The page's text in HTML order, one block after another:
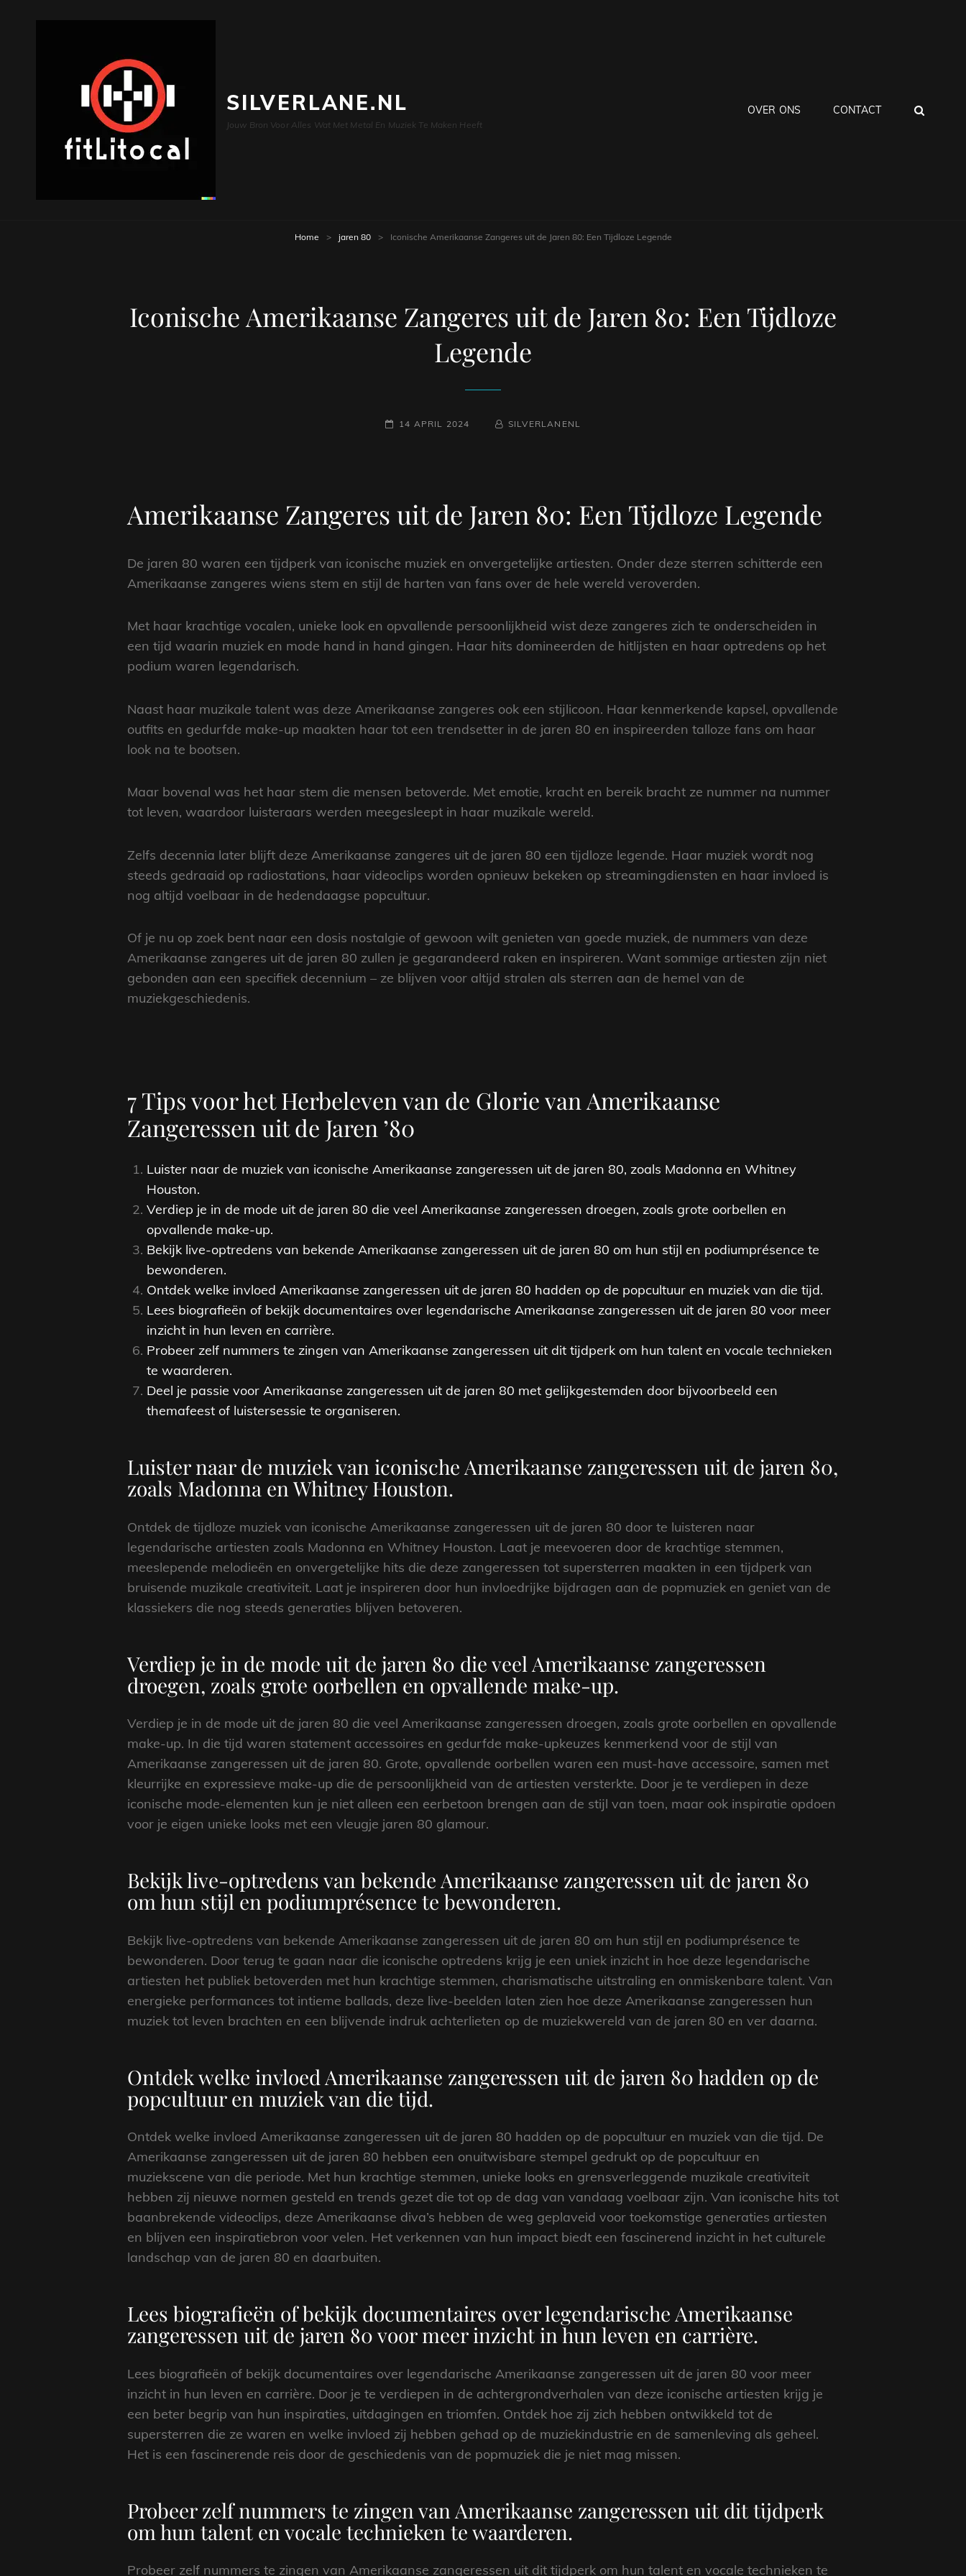
SILVERLANE.NL
Jouw Bron Voor Alles Wat Met Metal En Muziek Te Maken Heeft
OVER ONS CONTACT
Home > jaren 80 > Iconische Amerikaanse Zangeres uit de Jaren 80: Een Tijdloze Legende
Iconische Amerikaanse Zangeres uit de Jaren 80: Een Tijdloze
Legende
GEPLAATST
14 APRIL 2024 NAAMREGEL
BYLINE
SILVERLANENL
Amerikaanse Zangeres uit de Jaren 80: Een Tijdloze Legende
De jaren 80 waren een tijdperk van iconische muziek en onvergetelijke artiesten. Onder deze sterren schitterde een
Amerikaanse zangeres wiens stem en stijl de harten van fans over de hele wereld veroverden.
Met haar krachtige vocalen, unieke look en opvallende persoonlijkheid wist deze zangeres zich te onderscheiden in
een tijd waarin muziek en mode hand in hand gingen. Haar hits domineerden de hitlijsten en haar optredens op het
podium waren legendarisch.
Naast haar muzikale talent was deze Amerikaanse zangeres ook een stijlicoon. Haar kenmerkende kapsel, opvallende
outfits en gedurfde make-up maakten haar tot een trendsetter in de jaren 80 en inspireerden talloze fans om haar
look na te bootsen.
Maar bovenal was het haar stem die mensen betoverde. Met emotie, kracht en bereik bracht ze nummer na nummer
tot leven, waardoor luisteraars werden meegesleept in haar muzikale wereld.
Zelfs decennia later blijft deze Amerikaanse zangeres uit de jaren 80 een tijdloze legende. Haar muziek wordt nog
steeds gedraaid op radiostations, haar videoclips worden opnieuw bekeken op streamingdiensten en haar invloed is
nog altijd voelbaar in de hedendaagse popcultuur.
Of je nu op zoek bent naar een dosis nostalgie of gewoon wilt genieten van goede muziek, de nummers van deze
Amerikaanse zangeres uit de jaren 80 zullen je gegarandeerd raken en inspireren. Want sommige artiesten zijn niet
gebonden aan een specifiek decennium – ze blijven voor altijd stralen als sterren aan de hemel van de
muziekgeschiedenis.
7 Tips voor het Herbeleven van de Glorie van Amerikaanse
Zangeressen uit de Jaren ’80
Luister naar de muziek van iconische Amerikaanse zangeressen uit de jaren 80, zoals Madonna en Whitney
Houston.
Verdiep je in de mode uit de jaren 80 die veel Amerikaanse zangeressen droegen, zoals grote oorbellen en
opvallende make-up.
Bekijk live-optredens van bekende Amerikaanse zangeressen uit de jaren 80 om hun stijl en podiumprésence te
bewonderen.
Ontdek welke invloed Amerikaanse zangeressen uit de jaren 80 hadden op de popcultuur en muziek van die tijd.
Lees biografieën of bekijk documentaires over legendarische Amerikaanse zangeressen uit de jaren 80 voor meer
inzicht in hun leven en carrière.
Probeer zelf nummers te zingen van Amerikaanse zangeressen uit dit tijdperk om hun talent en vocale technieken
te waarderen.
Deel je passie voor Amerikaanse zangeressen uit de jaren 80 met gelijkgestemden door bijvoorbeeld een
themafeest of luistersessie te organiseren.
Luister naar de muziek van iconische Amerikaanse zangeressen uit de jaren 80,
zoals Madonna en Whitney Houston.
Ontdek de tijdloze muziek van iconische Amerikaanse zangeressen uit de jaren 80 door te luisteren naar
legendarische artiesten zoals Madonna en Whitney Houston. Laat je meevoeren door de krachtige stemmen,
meeslepende melodieën en onvergetelijke hits die deze zangeressen tot supersterren maakten in een tijdperk van
bruisende muzikale creativiteit. Laat je inspireren door hun invloedrijke bijdragen aan de popmuziek en geniet van de
klassiekers die nog steeds generaties blijven betoveren.
Verdiep je in de mode uit de jaren 80 die veel Amerikaanse zangeressen
droegen, zoals grote oorbellen en opvallende make-up.
Verdiep je in de mode uit de jaren 80 die veel Amerikaanse zangeressen droegen, zoals grote oorbellen en opvallende
make-up. In die tijd waren statement accessoires en gedurfde make-upkeuzes kenmerkend voor de stijl van
Amerikaanse zangeressen uit de jaren 80. Grote, opvallende oorbellen waren een must-have accessoire, samen met
kleurrijke en expressieve make-up die de persoonlijkheid van de artiesten versterkte. Door je te verdiepen in deze
iconische mode-elementen kun je niet alleen een eerbetoon brengen aan de stijl van toen, maar ook inspiratie opdoen
voor je eigen unieke looks met een vleugje jaren 80 glamour.
Bekijk live-optredens van bekende Amerikaanse zangeressen uit de jaren 80
om hun stijl en podiumprésence te bewonderen.
Bekijk live-optredens van bekende Amerikaanse zangeressen uit de jaren 80 om hun stijl en podiumprésence te
bewonderen. Door terug te gaan naar die iconische optredens krijg je een uniek inzicht in hoe deze legendarische
artiesten het publiek betoverden met hun krachtige stemmen, charismatische uitstraling en onmiskenbare talent. Van
energieke performances tot intieme ballads, deze live-beelden laten zien hoe deze Amerikaanse zangeressen hun
muziek tot leven brachten en een blijvende indruk achterlieten op de muziekwereld van de jaren 80 en ver daarna.
Ontdek welke invloed Amerikaanse zangeressen uit de jaren 80 hadden op de
popcultuur en muziek van die tijd.
Ontdek welke invloed Amerikaanse zangeressen uit de jaren 80 hadden op de popcultuur en muziek van die tijd. De
Amerikaanse zangeressen uit de jaren 80 hebben een onuitwisbare stempel gedrukt op de popcultuur en
muziekscene van die periode. Met hun krachtige stemmen, unieke looks en grensverleggende muzikale creativiteit
hebben zij nieuwe normen gesteld en trends gezet die tot op de dag van vandaag voelbaar zijn. Van iconische hits tot
baanbrekende videoclips, deze Amerikaanse diva’s hebben de weg geplaveid voor toekomstige generaties artiesten
en blijven een inspiratiebron voor velen. Het verkennen van hun impact biedt een fascinerend inzicht in het culturele
landschap van de jaren 80 en daarbuiten.
Lees biografieën of bekijk documentaires over legendarische Amerikaanse
zangeressen uit de jaren 80 voor meer inzicht in hun leven en carrière.
Lees biografieën of bekijk documentaires over legendarische Amerikaanse zangeressen uit de jaren 80 voor meer
inzicht in hun leven en carrière. Door je te verdiepen in de achtergrondverhalen van deze iconische artiesten krijg je
een beter begrip van hun inspiraties, uitdagingen en triomfen. Ontdek hoe zij zich hebben ontwikkeld tot de
supersterren die ze waren en welke invloed zij hebben gehad op de muziekindustrie en de samenleving als geheel.
Het is een fascinerende reis door de geschiedenis van de popmuziek die je niet mag missen.
Probeer zelf nummers te zingen van Amerikaanse zangeressen uit dit tijdperk
om hun talent en vocale technieken te waarderen.
Probeer zelf nummers te zingen van Amerikaanse zangeressen uit dit tijdperk om hun talent en vocale technieken te